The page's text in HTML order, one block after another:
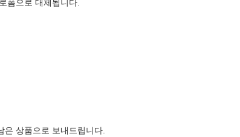
폼으로 대체됩니다.
상품으로 보내드립니다.